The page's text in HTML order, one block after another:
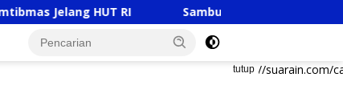
HUT RI Sambut HUT RI Ke-81, Ricky Anthony
tutup
https://suarain.com/